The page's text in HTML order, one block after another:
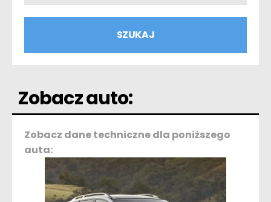
Zobacz auto:
Zobacz dane techniczne dla poniższego
auta: